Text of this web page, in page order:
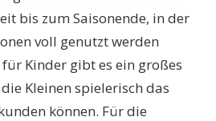
bis zum Saisonende, in der
voll genutzt werden
Kinder gibt es ein großes
Kleinen spielerisch das
können. Für die